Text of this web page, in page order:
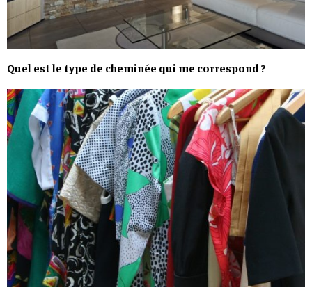
Quel est le type de cheminée qui me correspond ?